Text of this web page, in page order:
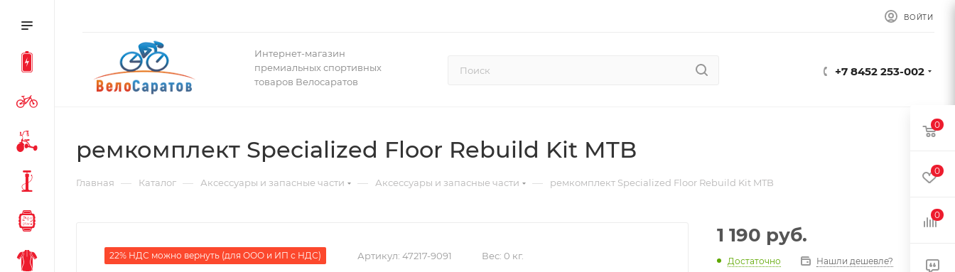
ВОЙТИ
Интернет-магазин
премиальных спортивных
товаров Велосаратов
+7 8452 253-002
ремкомплект Specialized Floor Rebuild Kit MTB
Главная — Каталог — Аксессуары и запасные части — Аксессуары и запасные части — ремкомплект Specialized Floor Rebuild Kit MTB
22% НДС можно вернуть (для ООО и ИП с НДС) Артикул: 47217-9091 Вес: 0 кг.
1 190 руб.
Достаточно Нашли дешевле?
0
0
0